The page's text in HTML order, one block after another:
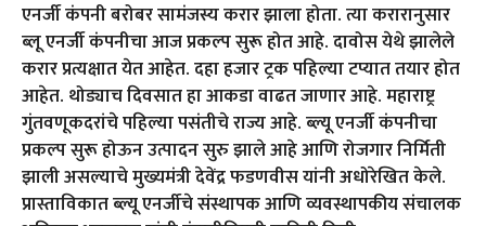
एनर्जी कंपनी बरोबर सामंजस्य करार झाला होता. त्या करारानुसार
ब्लू एनर्जी कंपनीचा आज प्रकल्प सुरू होत आहे. दावोस येथे झालेले
करार प्रत्यक्षात येत आहेत. दहा हजार ट्रक पहिल्या टप्यात तयार होत
आहेत. थोड्याच दिवसात हा आकडा वाढत जाणार आहे. महाराष्ट्र
गुंतवणूकदरांचे पहिल्या पसंतीचे राज्य आहे. ब्ल्यू एनर्जी कंपनीचा
प्रकल्प सुरू होऊन उत्पादन सुरु झाले आहे आणि रोजगार निर्मिती
झाली असल्याचे मुख्यमंत्री देवेंद्र फडणवीस यांनी अधोरेखित केले.
प्रास्ताविकात ब्ल्यू एनर्जीचे संस्थापक आणि व्यवस्थापकीय संचालक